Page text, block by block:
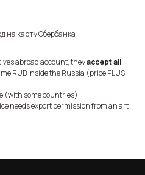
на карту Сбербанка
abroad account, theyaccept all
RUB inside the Russia (price PLUS
(with some countries)
needs export permission from an art